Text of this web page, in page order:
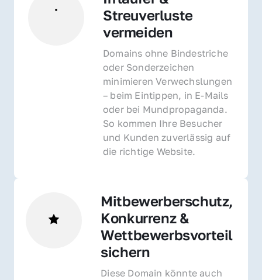
Streuverluste
vermeiden
Domains ohne Bindestriche
oder Sonderzeichen
minimieren Verwechslungen
– beim Eintippen, in E-Mails
oder bei Mundpropaganda.
So kommen Ihre Besucher
und Kunden zuverlässig auf
die richtige Website.
Mitbewerberschutz,
Konkurrenz &
Wettbewerbsvorteil
sichern
Diese Domain könnte auch